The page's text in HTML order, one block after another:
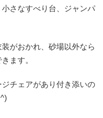
さなすべり台、ジャンパ
がおかれ、砂場以外なら
ます。
チェアがあり付き添いの